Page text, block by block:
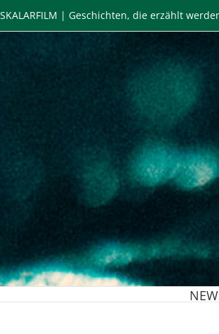
Inhalt
springen
SKALARFILM | Geschichten, die erzählt